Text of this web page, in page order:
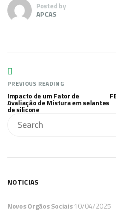
Posted by
APCAS
PREVIOUS READING
Impacto de um Fator de
Avaliação de Mistura em selantes
de silicone
NOTICIAS
Novos Orgãos Sociais10/04/2025